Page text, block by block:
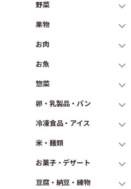
野菜
果物
お肉
お魚
惣菜
卵・乳製品・パン
冷凍食品・アイス
米・麺類
お菓子・デザート
豆腐・納豆・練物